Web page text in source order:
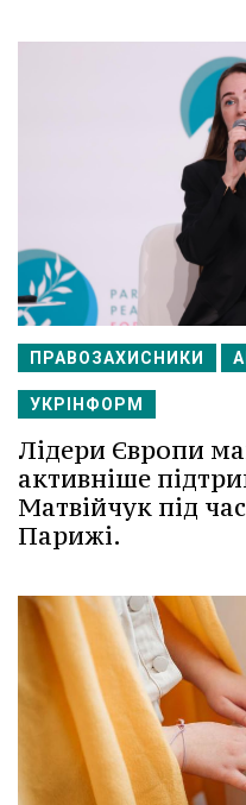
ПРАВОЗАХИСНИКИ
УКРІНФОРМ
Лідери Європи
активніше
Матвійчук під
Парижі.